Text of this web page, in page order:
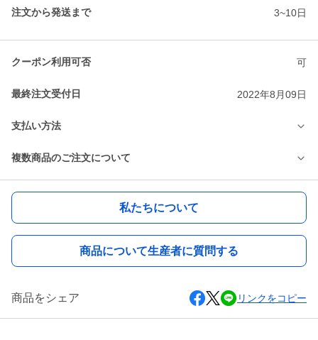
注文から発送まで 3~10日
クーポン利用可否 可
最終注文受付日 2022年8月09日
支払い方法
複数商品のご注文について
私たちについて
商品について生産者に質問する
商品をシェア リンクをコピー